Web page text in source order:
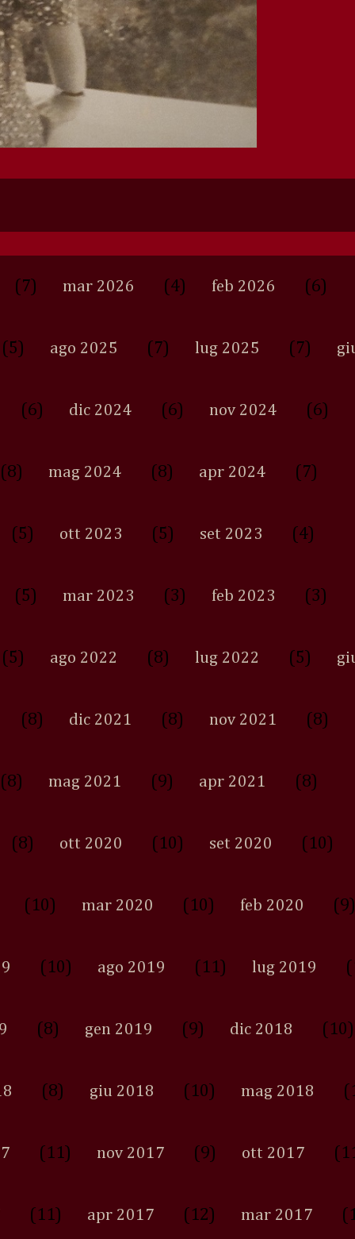
(7) mar 2026 (4) feb 2026 (6)
(5) ago 2025 (7) lug 2025 (7)
(6) dic 2024 (6) nov 2024 (6)
(8) mag 2024 (8) apr 2024 (7)
(5) ott 2023 (5) set 2023 (4)
(5) mar 2023 (3) feb 2023 (3)
(5) ago 2022 (8) lug 2022 (5)
(8) dic 2021 (8) nov 2021 (8)
(8) mag 2021 (9) apr 2021 (8)
(8) ott 2020 (10) set 2020 (10)
(10) mar 2020 (10) feb 2020 (9)
(10) ago 2019 (11) lug 2019
(8) gen 2019 (9) dic 2018 (10)
(8) giu 2018 (10) mag 2018
(11) nov 2017 (9) ott 2017
(11) apr 2017 (12) mar 2017